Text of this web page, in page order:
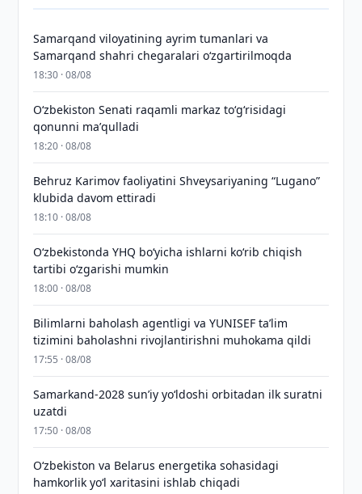
Samarqand viloyatining ayrim tumanlari va
Samarqand shahri chegaralari oʻzgartirilmoqda
18:30 · 08/08
Oʻzbekiston Senati raqamli markaz toʻgʻrisidagi
qonunni maʼqulladi
18:20 · 08/08
Behruz Karimov faoliyatini Shveysariyaning “Lugano”
klubida davom ettiradi
18:10 · 08/08
O‘zbekistonda YHQ bo‘yicha ishlarni ko‘rib chiqish
tartibi o‘zgarishi mumkin
18:00 · 08/08
Bilimlarni baholash agentligi va YUNISEF taʼlim
tizimini baholashni rivojlantirishni muhokama qildi
17:55 · 08/08
Samarkand-2028 sunʼiy yo‘ldoshi orbitadan ilk suratni
uzatdi
17:50 · 08/08
Oʻzbekiston va Belarus energetika sohasidagi
hamkorlik yoʻl xaritasini ishlab chiqadi